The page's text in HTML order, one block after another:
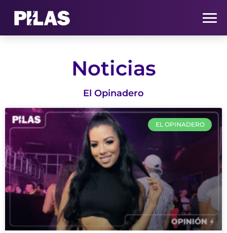
HOME
NOTICIAS
QUIÉNES SOMOS
CONTACTO
SUSCRÍBETE
Noticias
El Opinadero
EL OPINADERO